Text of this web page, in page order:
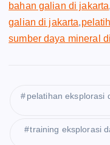
bahan galian di jakarta
galian di jakarta,
sumber daya mineral
pelatihan eksplorasi
training eksplorasi